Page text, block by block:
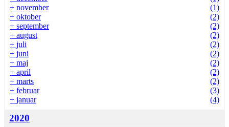
+ november
(1)
+ oktober
(2)
+ september
(2)
+ august
(2)
+ juli
(2)
+ juni
(2)
+ maj
(2)
+ april
(2)
+ marts
(2)
+ februar
(3)
+ januar (4)
2020